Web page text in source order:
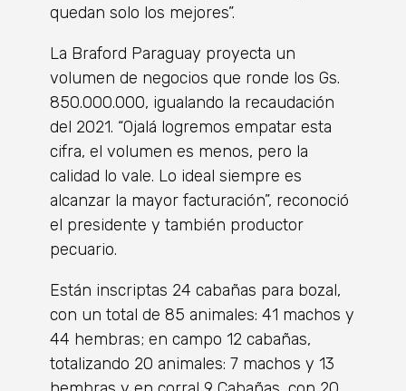
quedan solo los mejores”.
La Braford Paraguay proyecta un
volumen de negocios que ronde los Gs.
850.000.000, igualando la recaudación
del 2021. “Ojalá logremos empatar esta
cifra, el volumen es menos, pero la
calidad lo vale. Lo ideal siempre es
alcanzar la mayor facturación”, reconoció
el presidente y también productor
pecuario.
Están inscriptas 24 cabañas para bozal,
con un total de 85 animales: 41 machos y
44 hembras; en campo 12 cabañas,
totalizando 20 animales: 7 machos y 13